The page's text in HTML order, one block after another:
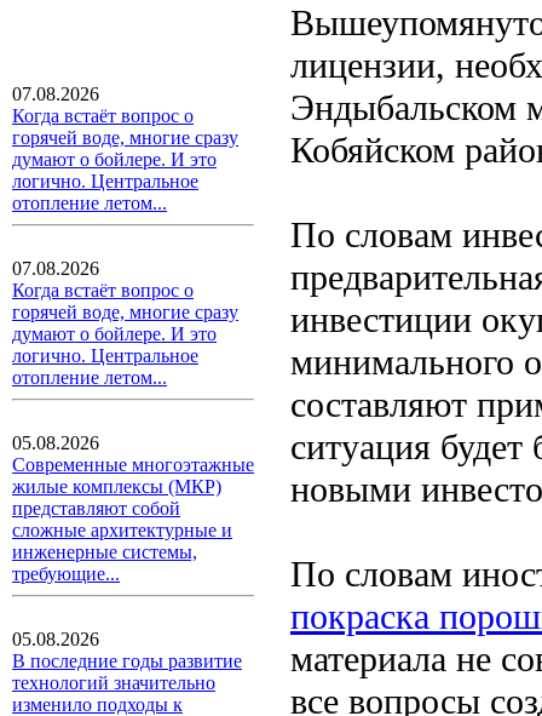
07.08.2026
Когда встаёт вопрос о
горячей воде, многие сразу
думают о бойлере. И это
логично. Центральное
отопление летом...
07.08.2026
Когда встаёт вопрос о
горячей воде, многие сразу
думают о бойлере. И это
логично. Центральное
отопление летом...
05.08.2026
Современные многоэтажные
жилые комплексы (МКР)
представляют собой
сложные архитектурные и
инженерные системы,
требующие...
05.08.2026
В последние годы развитие
технологий значительно
изменило подходы к
лицензии,
Эндыбальском
Кобяйском
По словам
инвестиции
минимального
составляют
ситуация будет
новыми
По словам
покраска
материала не
все вопросы